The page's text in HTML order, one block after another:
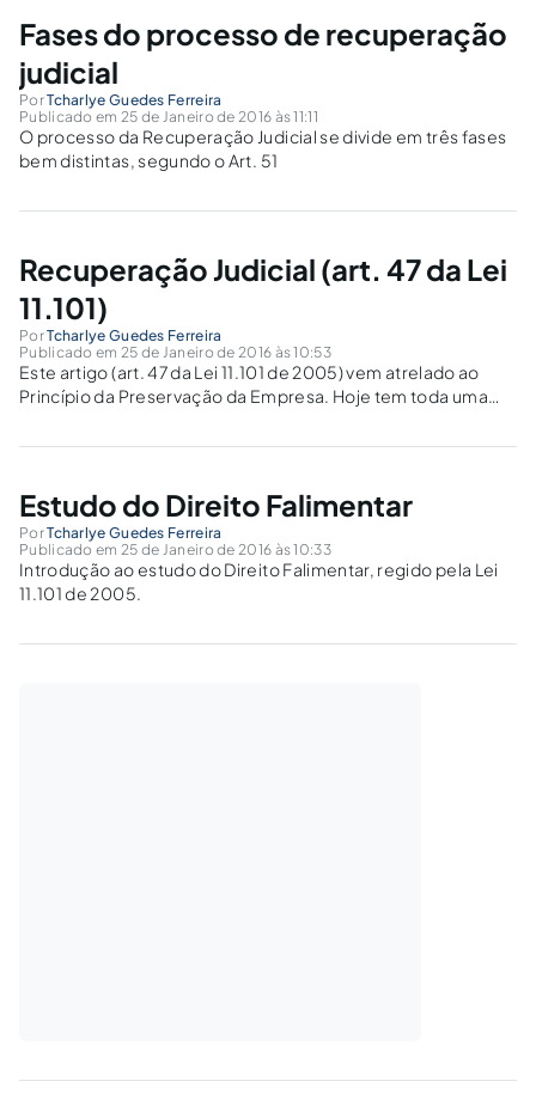
Fases do processo de recuperação
judicial
PorTcharlye Guedes Ferreira
Publicado em 25 de Janeiro de 2016 às 11:11
O processo da Recuperação Judicial se divide em três fases
bem distintas, segundo o Art. 51
Recuperação Judicial (art. 47 da Lei
11.101)
PorTcharlye Guedes Ferreira
Publicado em 25 de Janeiro de 2016 às 10:53
Este artigo (art. 47 da Lei 11.101 de 2005) vem atrelado ao
Princípio da Preservação da Empresa. Hoje tem toda uma
Estudo do Direito Falimentar
PorTcharlye Guedes Ferreira
Publicado em 25 de Janeiro de 2016 às 10:33
Introdução ao estudo do Direito Falimentar, regido pela Lei
11.101 de 2005.